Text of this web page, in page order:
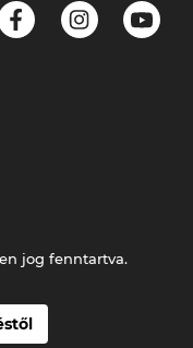
jog fenntartva.